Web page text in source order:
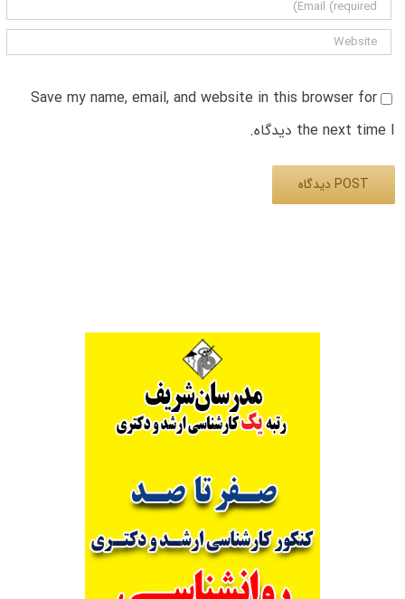
Save my name, email, and website in this browser for
the next time I دیدگاه.